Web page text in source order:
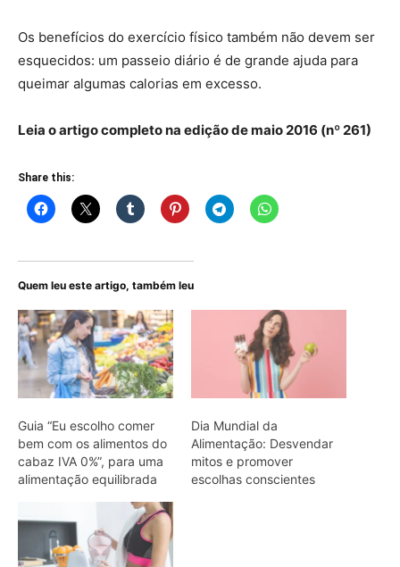
Os benefícios do exercício físico também não devem ser
esquecidos: um passeio diário é de grande ajuda para
queimar algumas calorias em excesso.
Leia o artigo completo na edição de maio 2016 (nº 261)
Share this:
Quem leu este artigo, também leu
Guia “Eu escolho comer
bem com os alimentos do
cabaz IVA 0%”, para uma
alimentação equilibrada
Dia Mundial da
Alimentação: Desvendar
mitos e promover
escolhas conscientes